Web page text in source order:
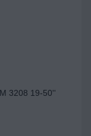
3208 19-50''